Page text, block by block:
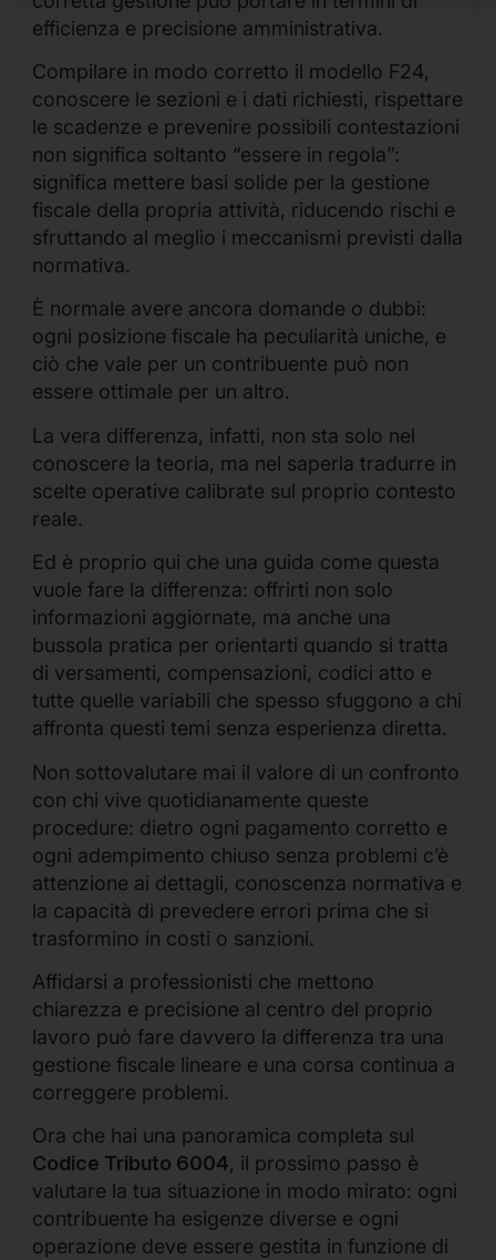
efficienza e precisione amministrativa.
Compilare in modo corretto il modello F24,
conoscere le sezioni e i dati richiesti, rispettare
le scadenze e prevenire possibili contestazioni
non significa soltanto “essere in regola”:
significa mettere basi solide per la gestione
fiscale della propria attività, riducendo rischi e
sfruttando al meglio i meccanismi previsti dalla
normativa.
È normale avere ancora domande o dubbi:
ogni posizione fiscale ha peculiarità uniche, e
ciò che vale per un contribuente può non
essere ottimale per un altro.
La vera differenza, infatti, non sta solo nel
conoscere la teoria, ma nel saperla tradurre in
scelte operative calibrate sul proprio contesto
reale.
Ed è proprio qui che una guida come questa
vuole fare la differenza: offrirti non solo
informazioni aggiornate, ma anche una
bussola pratica per orientarti quando si tratta
di versamenti, compensazioni, codici atto e
tutte quelle variabili che spesso sfuggono a chi
affronta questi temi senza esperienza diretta.
Non sottovalutare mai il valore di un confronto
con chi vive quotidianamente queste
procedure: dietro ogni pagamento corretto e
ogni adempimento chiuso senza problemi c’è
attenzione ai dettagli, conoscenza normativa e
la capacità di prevedere errori prima che si
trasformino in costi o sanzioni.
Affidarsi a professionisti che mettono
chiarezza e precisione al centro del proprio
lavoro può fare davvero la differenza tra una
gestione fiscale lineare e una corsa continua a
correggere problemi.
Ora che hai una panoramica completa sul
Codice Tributo 6004, il prossimo passo è
valutare la tua situazione in modo mirato: ogni
contribuente ha esigenze diverse e ogni
operazione deve essere gestita in funzione di